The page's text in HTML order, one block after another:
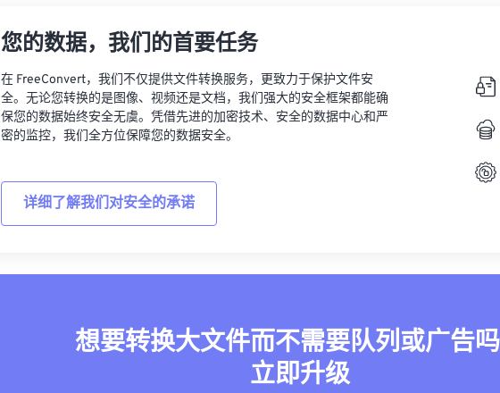
您的数据，我们的首要任务
在 FreeConvert，我们不仅提供文件转换服务，更致力于保护文件安
全。无论您转换的是图像、视频还是文档，我们强大的安全框架都能确
保您的数据始终安全无虞。凭借先进的加密技术、安全的数据中心和严
密的监控，我们全方位保障您的数据安全。
详细了解我们对安全的承诺
想要转换大文件而不需要队列或广告吗
立即升级